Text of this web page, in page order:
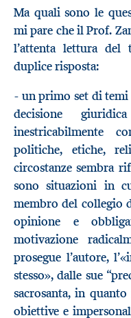
Ma quali sono le
mi pare che il Prof.
l’attenta lettura del
duplice risposta:
- un primo set di temi
decisione
inestricabilmente
politiche, etiche,
circostanze sembra
sono situazioni in
membro del collegio
opinione e
motivazione
prosegue l’autore,
stesso», dalle sue
sacrosanta, in
obiettive e